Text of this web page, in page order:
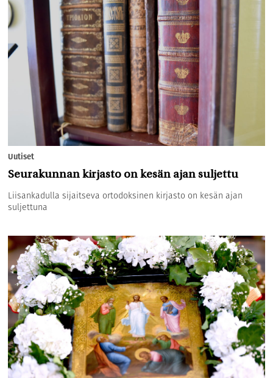
Uutiset
Seurakunnan kirjasto on kesän ajan suljettu
Liisankadulla sijaitseva ortodoksinen kirjasto on kesän ajan
suljettuna